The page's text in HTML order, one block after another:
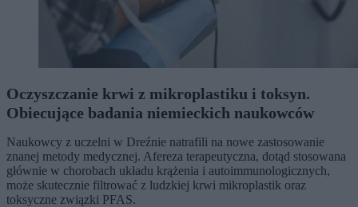
Oczyszczanie krwi z mikroplastiku i toksyn.
Obiecujące badania niemieckich naukowców
Naukowcy z uczelni w Dreźnie natrafili na nowe zastosowanie
znanej metody medycznej. Afereza terapeutyczna, dotąd stosowana
głównie w chorobach układu krążenia i autoimmunologicznych,
może skutecznie filtrować z ludzkiej krwi mikroplastik oraz
toksyczne związki PFAS.